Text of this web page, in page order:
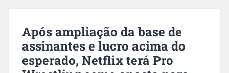
Após ampliação da base de
assinantes e lucro acima do
esperado, Netflix terá Pro